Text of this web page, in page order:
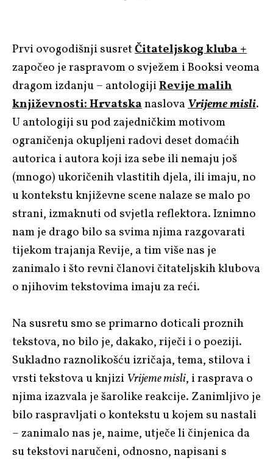
Prvi ovogodišnji susretČitateljskog kluba +
započeo je raspravom o svježem i Booksi veoma
dragom izdanju – antologijiRevije malih
književnosti: HrvatskanaslovaVrijeme misli.
U antologiji su pod zajedničkim motivom
ograničenja okupljeni radovi deset domaćih
autorica i autora koji iza sebe ili nemaju još
(mnogo) ukoričenih vlastitih djela, ili imaju, no
u kontekstu književne scene nalaze se malo po
strani, izmaknuti od svjetla reflektora. Iznimno
nam je drago bilo sa svima njima razgovarati
tijekom trajanja Revije, a tim više nas je
zanimalo i što revni članovi čitateljskih klubova
o njihovim tekstovima imaju za reći.
Na susretu smo se primarno doticali proznih
tekstova, no bilo je, dakako, riječi i o poeziji.
Sukladno raznolikošću izričaja, tema, stilova i
vrsti tekstova u knjizi Vrijeme misli, i rasprava o
njima izazvala je šarolike reakcije. Zanimljivo je
bilo raspravljati o kontekstu u kojem su nastali
– zanimalo nas je, naime, utječe li činjenica da
su tekstovi naručeni, odnosno, napisani s